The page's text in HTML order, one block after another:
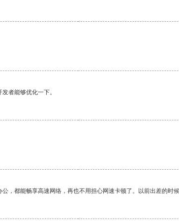
者能够优化一下。
，都能畅享高速网络，再也不用担心网速卡顿了。以前出差的